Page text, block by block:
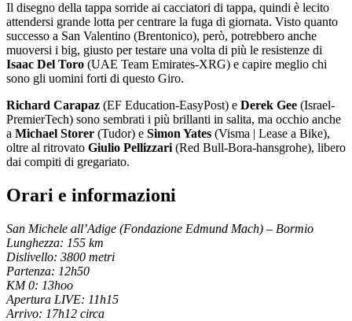
Il disegno della tappa sorride ai cacciatori di tappa, quindi è lecito
attendersi grande lotta per centrare la fuga di giornata. Visto quanto
successo a San Valentino (Brentonico), però, potrebbero anche
muoversi i big, giusto per testare una volta di più le resistenze di
Isaac Del Toro (UAE Team Emirates-XRG) e capire meglio chi
sono gli uomini forti di questo Giro.
Richard Carapaz (EF Education-EasyPost) e Derek Gee (Israel-
PremierTech) sono sembrati i più brillanti in salita, ma occhio anche
a Michael Storer (Tudor) e Simon Yates (Visma | Lease a Bike),
oltre al ritrovato Giulio Pellizzari (Red Bull-Bora-hansgrohe), libero
dai compiti di gregariato.
Orari e informazioni
San Michele all’Adige (Fondazione Edmund Mach) – Bormio
Lunghezza: 155 km
Dislivello: 3800 metri
Partenza: 12h50
KM 0: 13hoo
Apertura LIVE: 11h15
Arrivo: 17h12 circa